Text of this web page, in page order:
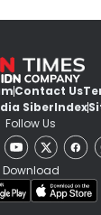
Contact Us
SiberIndex
Follow Us
Download